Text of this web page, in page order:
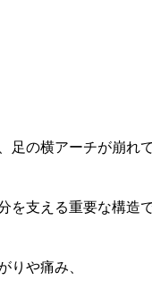
足の横アーチが崩れ
を支える重要な構造で
りや痛み、